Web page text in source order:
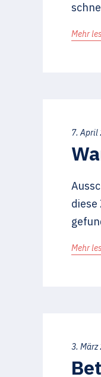
Mehr
7. April
Mehr
3. März